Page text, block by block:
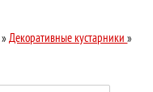
» Декоративные кустарники»